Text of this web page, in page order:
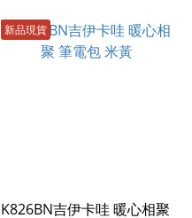
新品現貨
K826BN吉伊卡哇 暖心相聚